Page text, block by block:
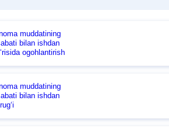
muddatining
bilan ishdan
ogohlantirish
muddatining
bilan ishdan